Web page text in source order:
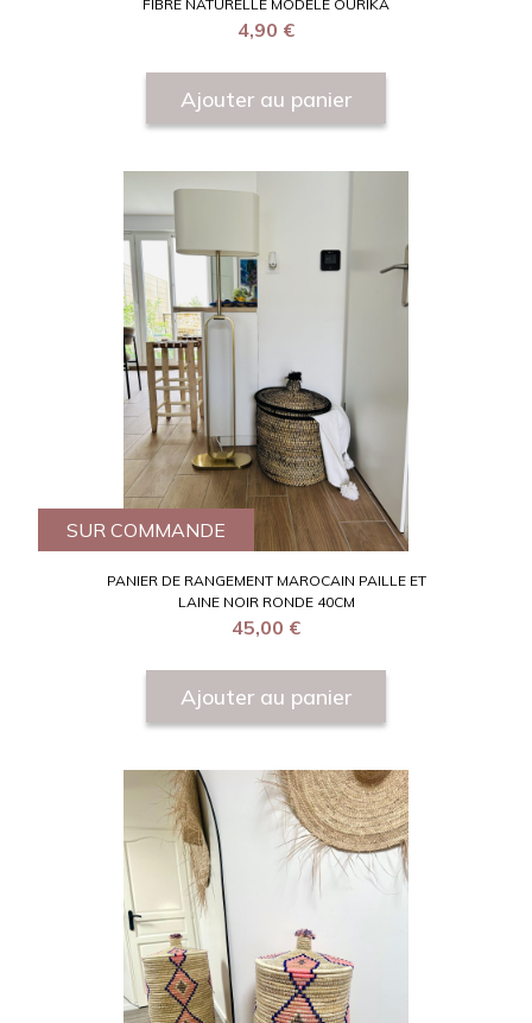
FIBRE NATURELLE MODÈLE OURIKA
4,90 €
Ajouter au panier
SUR COMMANDE
PANIER DE RANGEMENT MAROCAIN PAILLE ET
LAINE NOIR RONDE 40CM
45,00 €
Ajouter au panier